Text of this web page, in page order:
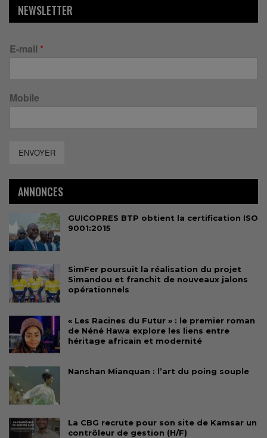
NEWSLETTER
E-mail *
Mobile
ENVOYER
ANNONCES
GUICOPRES BTP obtient la certification ISO
9001:2015
SimFer poursuit la réalisation du projet
Simandou et franchit de nouveaux jalons
opérationnels
« Les Racines du Futur » : le premier roman
de Néné Hawa explore les liens entre
héritage africain et modernité
Nanshan Mianquan : l’art du poing souple
La CBG recrute pour son site de Kamsar un
contrôleur de gestion (H/F)